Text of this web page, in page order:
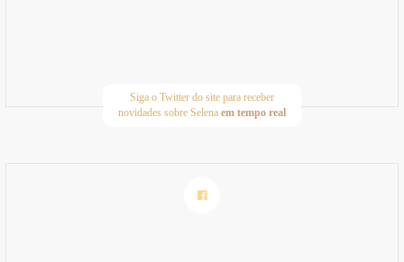
Siga o Twitter do site para receber
novidades sobre Selena em tempo real